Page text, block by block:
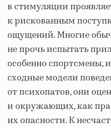
в стимуляции
к рискованным
ощущений. Многие
не прочь испытать
особенно спортсмены,
сходные модели
от психопатов, они
и окружающих, как
их опасности. К